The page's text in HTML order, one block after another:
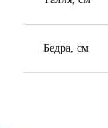
Бедра, см